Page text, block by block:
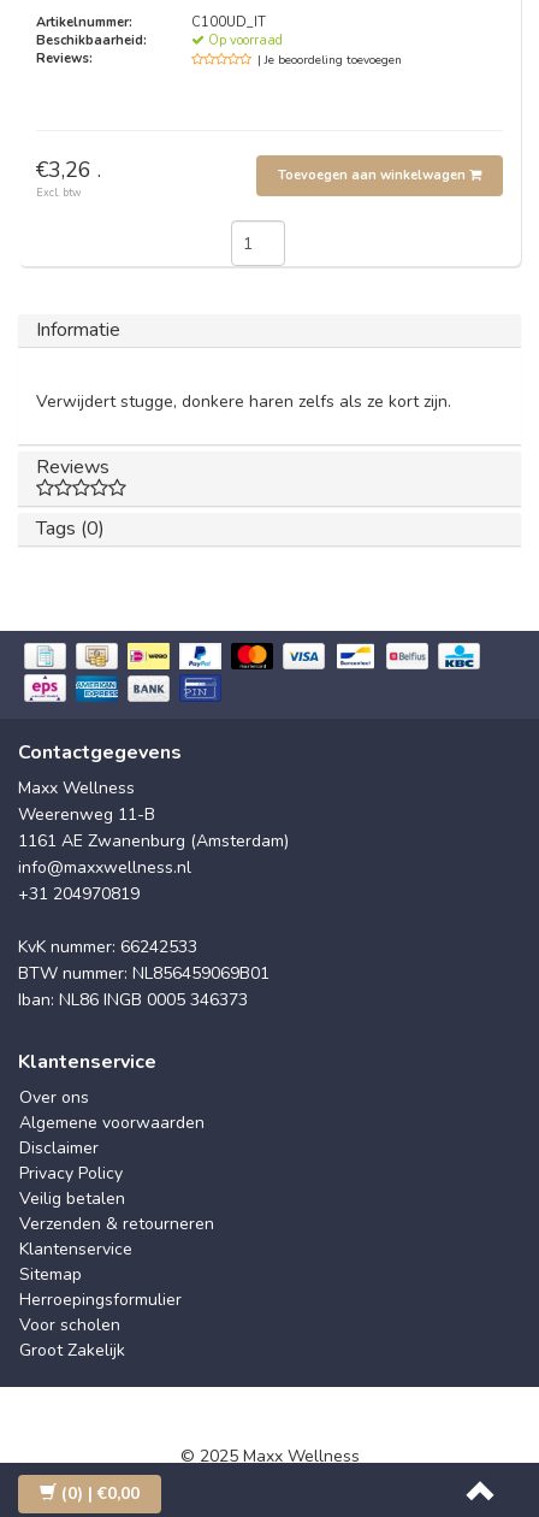
Artikelnummer:
C100UD_IT
Beschikbaarheid:
Op voorraad
Reviews:
| Je beoordeling toevoegen
€3,26 .
Excl. btw
Toevoegen aan winkelwagen
Informatie
Verwijdert stugge, donkere haren zelfs als ze kort zijn.
Reviews
Tags (0)
Contactgegevens
Maxx Wellness
Weerenweg 11-B
1161 AE Zwanenburg (Amsterdam)
info@maxxwellness.nl
+31 204970819
KvK nummer: 66242533
BTW nummer: NL856459069B01
Iban: NL86 INGB 0005 346373
Klantenservice
Over ons
Algemene voorwaarden
Disclaimer
Privacy Policy
Veilig betalen
Verzenden & retourneren
Klantenservice
Sitemap
Herroepingsformulier
Voor scholen
Groot Zakelijk
© 2025 Maxx Wellness
(0) | €0,00